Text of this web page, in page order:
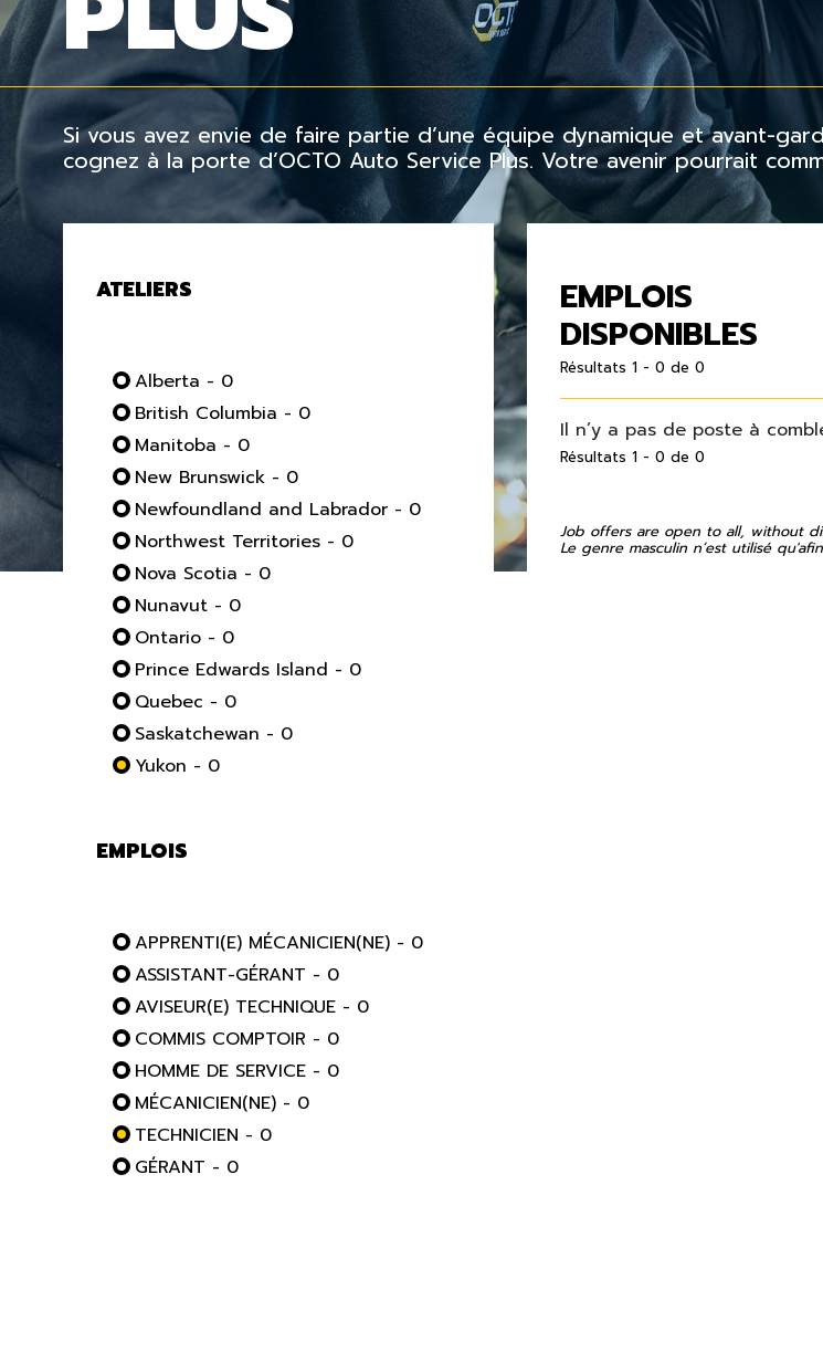
Si vous avez envie de faire partie d’une équipe dynamique et avant-
cognez à la porte d’OCTO Auto Service Plus. Votre avenir pourrait
ATELIERS
Alberta - 0
British Columbia - 0
Manitoba - 0
New Brunswick - 0
Newfoundland and Labrador - 0
Northwest Territories - 0
Nova Scotia - 0
Nunavut - 0
Ontario - 0
Prince Edwards Island - 0
Quebec - 0
Saskatchewan - 0
Yukon - 0
EMPLOIS
APPRENTI(E) MÉCANICIEN(NE) - 0
ASSISTANT-GÉRANT - 0
AVISEUR(E) TECHNIQUE - 0
COMMIS COMPTOIR - 0
HOMME DE SERVICE - 0
MÉCANICIEN(NE) - 0
TECHNICIEN - 0
GÉRANT - 0
EMPLOIS
DISPONIBLES
Résultats 1 - 0 de 0
Il n’y a pas de poste à
Résultats 1 - 0 de 0
Job offers are open to all, without
Le genre masculin n’est utilisé